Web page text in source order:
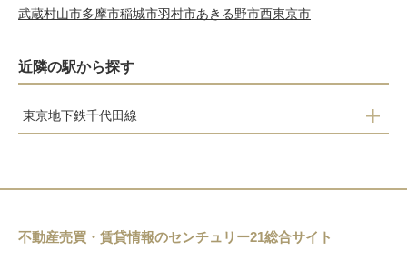
武蔵村山市多摩市稲城市羽村市あきる野市西東京市
近隣の駅から探す
東京地下鉄千代田線
代々木公園
不動産売買・賃貸情報のセンチュリー21総合サイト